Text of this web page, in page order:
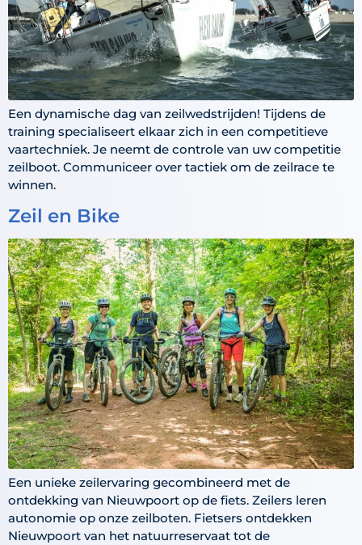
Een dynamische dag van zeilwedstrijden! Tijdens de
training specialiseert elkaar zich in een competitieve
vaartechniek. Je neemt de controle van uw competitie
zeilboot. Communiceer over tactiek om de zeilrace te
winnen.
Zeil en Bike
Een unieke zeilervaring gecombineerd met de
ontdekking van Nieuwpoort op de fiets. Zeilers leren
autonomie op onze zeilboten. Fietsers ontdekken
Nieuwpoort van het natuurreservaat tot de